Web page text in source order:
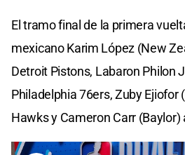
El tramo final de la primera
mexicano Karim López (New
Detroit Pistons, Labaron Philon
Philadelphia 76ers, Zuby Ejiofor
Hawks y Cameron Carr (Baylor)